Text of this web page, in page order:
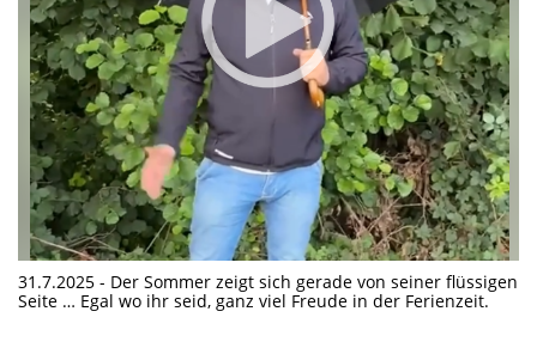
31.7.2025 - Der Sommer zeigt sich gerade von seiner flüssigen
Seite … Egal wo ihr seid, ganz viel Freude in der Ferienzeit.